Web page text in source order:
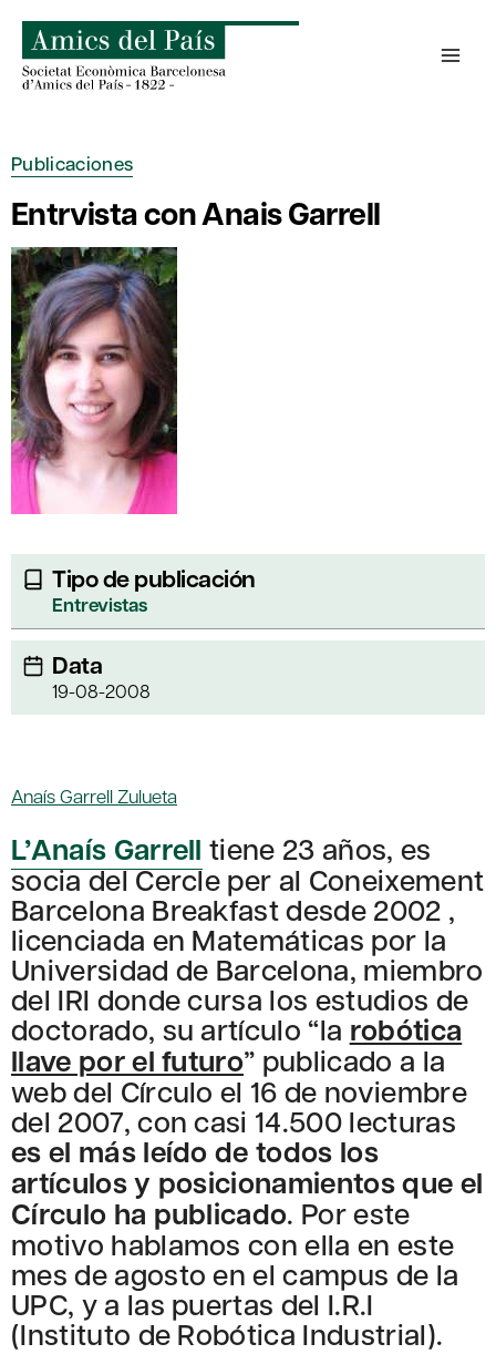
contenido
Publicaciones
Entrvista con Anais Garrell
Tipo de publicación
Entrevistas
Data
19-08-2008
Anaís Garrell Zulueta
L’Anaís Garrell tiene 23 años, es
socia del Cercle per al Coneixement
Barcelona Breakfast desde 2002 ,
licenciada en Matemáticas por la
Universidad de Barcelona, miembro
del IRI donde cursa los estudios de
doctorado, su artículo “la robótica
llave por el futuro” publicado a la
web del Círculo el 16 de noviembre
del 2007, con casi 14.500 lecturas
es el más leído de todos los
artículos y posicionamientos que el
Círculo ha publicado. Por este
motivo hablamos con ella en este
mes de agosto en el campus de la
UPC, y a las puertas del I.R.I
(Instituto de Robótica Industrial).